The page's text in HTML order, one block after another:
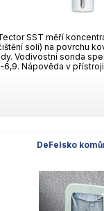
SST měří
solí) na povrchu
Vodivostní sonda
6,9. Nápověda v
DeFelsko